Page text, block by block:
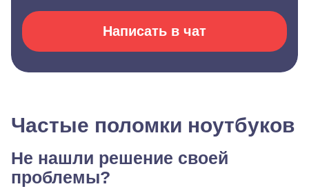
Написать в чат
Частые поломки ноутбуков
Не нашли решение своей
проблемы?